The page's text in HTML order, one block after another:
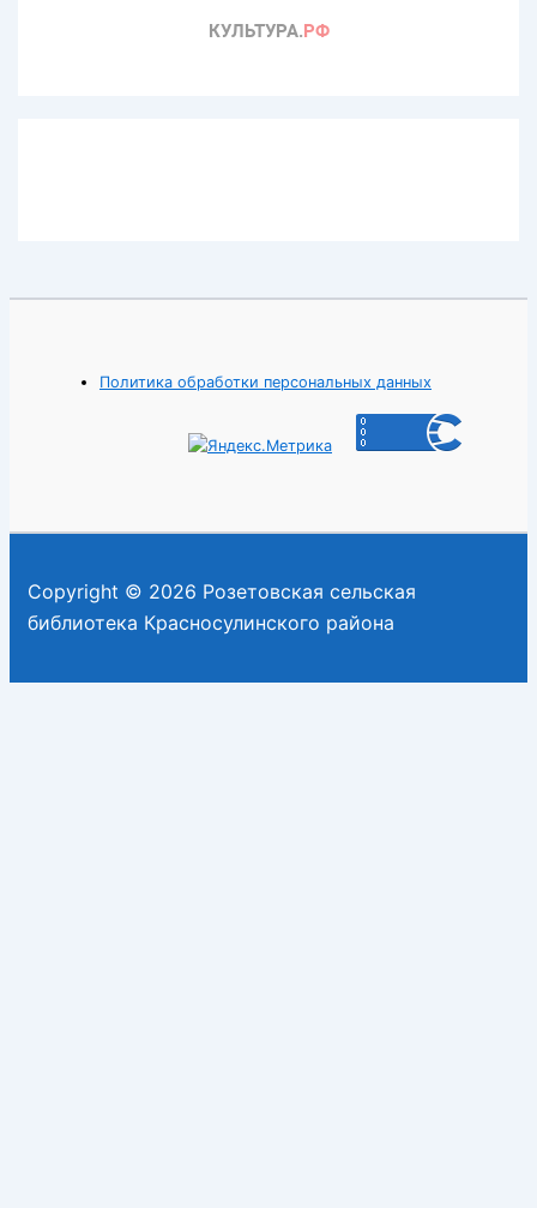
Политика обработки персональных данных
Copyright © 2026 Розетовская сельская
библиотека Красносулинского района